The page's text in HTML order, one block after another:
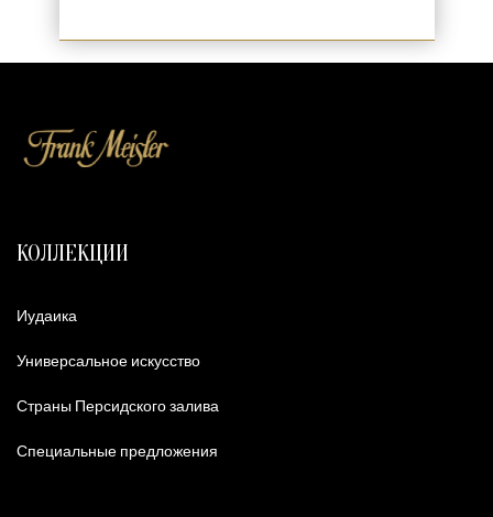
КОЛЛЕКЦИИ
Иудаика
Универсальное искусство
Страны Персидского залива
Специальные предложения